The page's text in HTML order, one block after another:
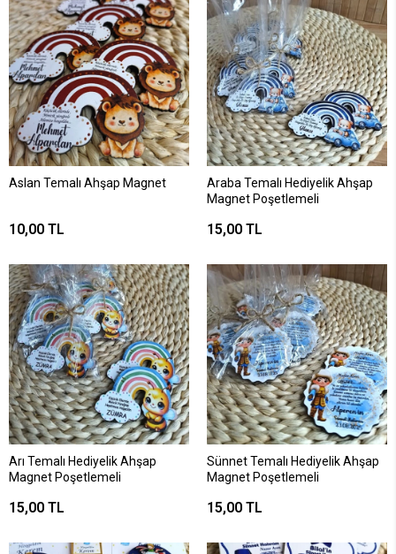
Aslan Temalı Ahşap Magnet
10,00 TL
Araba Temalı Hediyelik Ahşap
Magnet Poşetlemeli
15,00 TL
Arı Temalı Hediyelik Ahşap
Magnet Poşetlemeli
15,00 TL
Sünnet Temalı Hediyelik Ahşap
Magnet Poşetlemeli
15,00 TL